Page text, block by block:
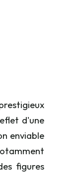
d'une
enviable
figures